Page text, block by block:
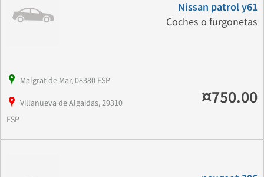
Nissan patrol y61
Coches o furgonetas
Malgrat de Mar, 08380 ESP
Villanueva de Algaidas, 29310
ESP
¤750.00